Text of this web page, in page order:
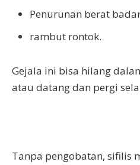
Penurunan berat
rambut rontok.
Gejala ini bisa hilang
atau datang dan pergi
Tanpa pengobatan, sifilis